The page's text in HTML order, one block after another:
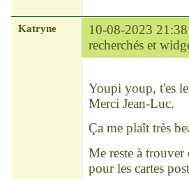
Katryne 10-08-2023
recherchés et
Youpi youp, t'es
Merci Jean-Luc.
Ça me plaît très
Me reste à
pour les cartes